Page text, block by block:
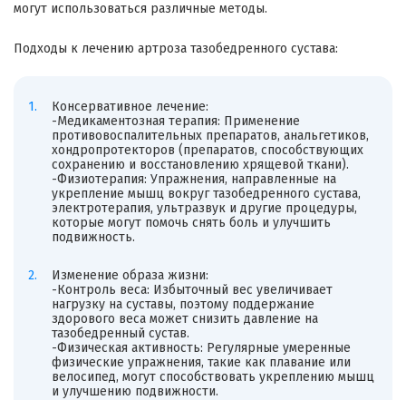
могут использоваться различные методы.
Подходы к лечению артроза тазобедренного сустава:
Консервативное лечение:
-Медикаментозная терапия: Применение
противовоспалительных препаратов, анальгетиков,
хондропротекторов (препаратов, способствующих
сохранению и восстановлению хрящевой ткани).
-Физиотерапия: Упражнения, направленные на
укрепление мышц вокруг тазобедренного сустава,
электротерапия, ультразвук и другие процедуры,
которые могут помочь снять боль и улучшить
подвижность.
Изменение образа жизни:
-Контроль веса: Избыточный вес увеличивает
нагрузку на суставы, поэтому поддержание
здорового веса может снизить давление на
тазобедренный сустав.
-Физическая активность: Регулярные умеренные
физические упражнения, такие как плавание или
велосипед, могут способствовать укреплению мышц
и улучшению подвижности.